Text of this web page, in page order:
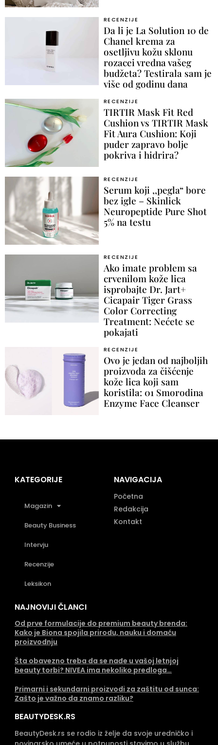
RECENZIJE
Da li je La Solution 10 de
Chanel krema za
osetljivu kožu sklonu
rozacei vredna vašeg
budžeta? Testirala sam je
više od godinu dana
RECENZIJE
TIRTIR Mask Fit Red
Cushion vs TIRTIR Mask
Fit Aura Cushion: Koji
puder zapravo bolje
pokriva i hidrira?
RECENZIJE
Serum koji ,,pegla“ bore
bez igle – Skinlick
Neuropeptide Pure Shot
5% na testu
RECENZIJE
Ako imate problem sa
crvenilom kože lica
isprobajte Dr. Jart+
Cicapair Tiger Grass
Color Correcting
Treatment: Nećete se
pokajati
RECENZIJE
Ovo je jedan od najboljih
proizvoda za čišćenje
kože lica koji sam
koristila: 01 Smorodina
Enzyme Face Cleanser
KATEGORIJE
Magazin
Beauty Business
Intervju
Recenzije
Leksikon
NAVIGACIJA
Početna
Redakcija
Kontakt
NAJNOVIJI ČLANCI
Od prve formulacije do premium beauty brenda:
Kako je Biona spojila prirodu, nauku i domaću
proizvodnju
Šta obavezno treba da se nađe u vašoj letnjoj
beauty torbi? NIVEA ima nekoliko predloga…
Primarni i sekundarni proizvodi za zaštitu od sunca:
Zašto je važno da znamo razliku?
BEAUTYDESK.RS
BeautyDesk.rs se rodio iz želje da svoje uredničko i